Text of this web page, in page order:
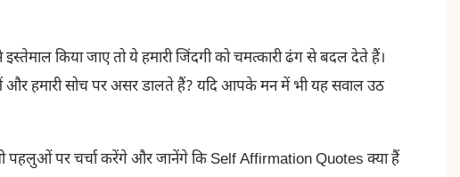
किया जाए तो ये हमारी जिंदगी को चमत्कारी ढंग से बदल देते हैं।
और हमारी सोच पर असर डालते हैं? यदि आपके मन में भी यह सवाल उठ
पर चर्चा करेंगे और जानेंगे कि Self Affirmation Quotes क्या हैं